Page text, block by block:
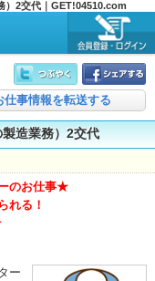
）2交代｜GET!04510.com
仕事情報を転送する
造業務）2交代
のお仕事★
れる！
ー